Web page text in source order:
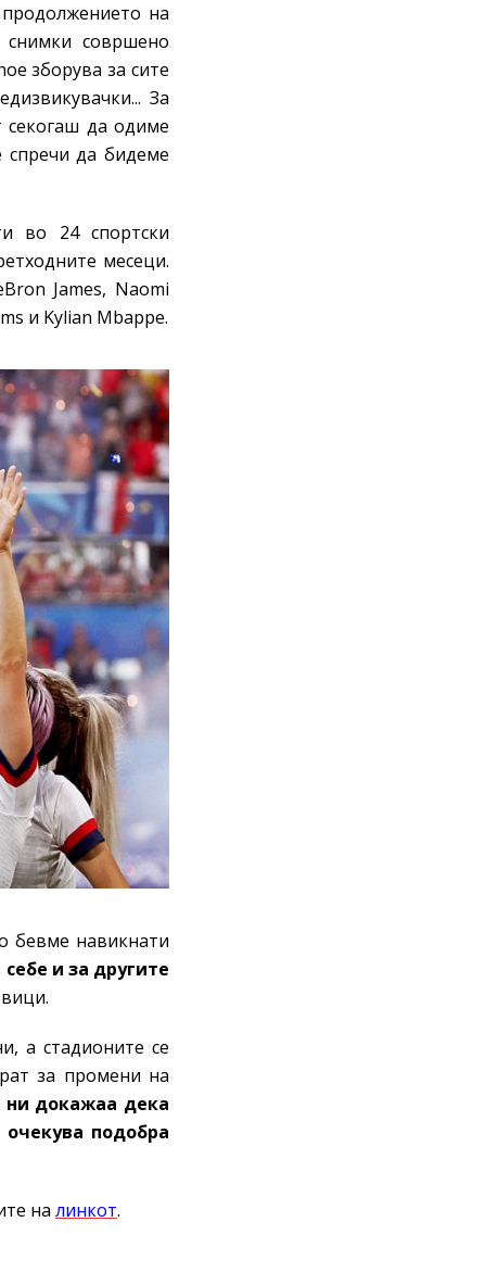
на
снимки совршено
зборува за сите
За
да одиме
да бидеме
во 24 спортски
месеци.
James, Naomi
и Kylian Mbappe.
бевме навикнати
и за другите
а стадионите се
за промени на
ни докажаа дека
очекува подобра
на линкот.